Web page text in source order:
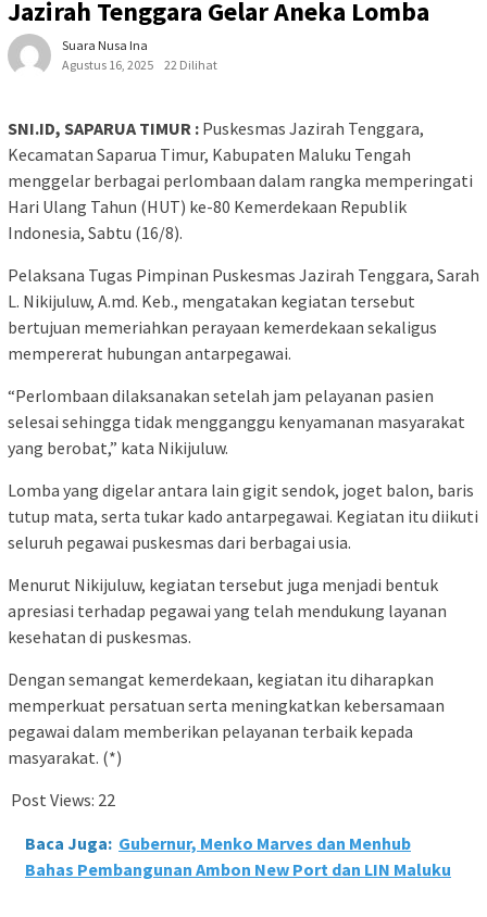
Jazirah Tenggara Gelar Aneka Lomba
Suara Nusa Ina
Agustus 16, 2025
22 Dilihat
SNI.ID, SAPARUA TIMUR : Puskesmas Jazirah Tenggara,
Kecamatan Saparua Timur, Kabupaten Maluku Tengah
menggelar berbagai perlombaan dalam rangka memperingati
Hari Ulang Tahun (HUT) ke-80 Kemerdekaan Republik
Indonesia, Sabtu (16/8).
Pelaksana Tugas Pimpinan Puskesmas Jazirah Tenggara, Sarah
L. Nikijuluw, A.md. Keb., mengatakan kegiatan tersebut
bertujuan memeriahkan perayaan kemerdekaan sekaligus
mempererat hubungan antarpegawai.
“Perlombaan dilaksanakan setelah jam pelayanan pasien
selesai sehingga tidak mengganggu kenyamanan masyarakat
yang berobat,” kata Nikijuluw.
Lomba yang digelar antara lain gigit sendok, joget balon, baris
tutup mata, serta tukar kado antarpegawai. Kegiatan itu diikuti
seluruh pegawai puskesmas dari berbagai usia.
Menurut Nikijuluw, kegiatan tersebut juga menjadi bentuk
apresiasi terhadap pegawai yang telah mendukung layanan
kesehatan di puskesmas.
Dengan semangat kemerdekaan, kegiatan itu diharapkan
memperkuat persatuan serta meningkatkan kebersamaan
pegawai dalam memberikan pelayanan terbaik kepada
masyarakat. (*)
Post Views: 22
Baca Juga: Gubernur, Menko Marves dan Menhub
Bahas Pembangunan Ambon New Port dan LIN Maluku